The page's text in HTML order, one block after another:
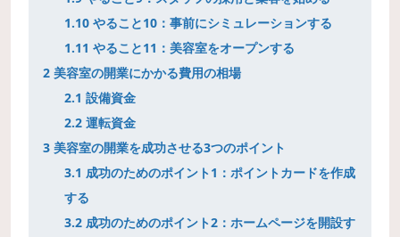
1.10 やること10：事前にシミュレーションする
1.11 やること11：美容室をオープンする
2 美容室の開業にかかる費用の相場
2.1 設備資金
2.2 運転資金
3 美容室の開業を成功させる3つのポイント
3.1 成功のためのポイント1：ポイントカードを作成
する
3.2 成功のためのポイント2：ホームページを開設す